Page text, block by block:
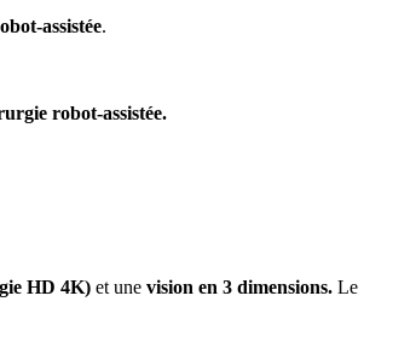
assistée.
robot-assistée.
HD 4K) et une vision en 3 dimensions. Le